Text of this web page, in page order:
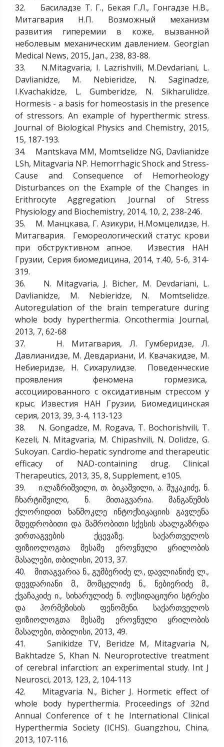
32. Басиладзе Т. Г., Бекая Г.Л., Гонгадзе Н.В.,
Митагвария Н.П. Возможный механизм
развития гиперемии в коже, вызванной
неболевым механическим давлением. Georgian
Medical News, 2015, Jan., 238, 83-88.
33. N.Mitagvaria, I. Lazrishvili, M.Devdariani, L.
Davlianidze, M. Nebieridze, N. Saginadze,
I.Kvachakidze, L. Gumberidze, N. Sikharulidze.
Hormesis - a basis for homeostasis in the presence
of stressors. An example of hyperthermic stress.
Journal of Biological Physics and Chemistry, 2015,
15, 187-193.
34. Mantskava MM, Momtselidze NG, Davlianidze
LSh, Mitagvaria NP. Hemorrhagic Shock and Stress-
Cause and Consequence of Hemorheology
Disturbances on the Example of the Changes in
Erithrocyte Aggregation. Journal of Stress
Physiology and Biochemistry, 2014, 10, 2, 238-246.
35. М. Манцкава, Г. Азикури, Н.Mомцелидзе, Н.
Митагвария. Гемореологический статус крови
при обструктивном апное. Известия НАН
Грузии, Серия биомедицина, 2014, т.40, 5-6, 314-
319.
36. N. Mitagvaria, J. Bicher, M. Devdariani, L.
Davlianidze, M. Nebieridze, N. Momtselidze.
Autoregulation of the brain temperature during
whole body hyperthermia. Oncothermia Journal,
2013, 7, 62-68
37. Н. Митагвария, Л. Гумберидзе, Л.
Давлианидзе, М. Девдариани, И. Квачакидзе, М.
Небиеридзе, Н. Сихарулидзе. Поведенческие
проявления феномена гормезиса,
ассоциированного с оксидативным стрессом у
крыс. Известия НАН Грузии, Биомедицинская
серия, 2013, 39, 3-4, 113-123
38. N. Gongadze, M. Rogava, T. Bochorishvili, T.
Kezeli, N. Mitagvaria, M. Chipashvili, N. Dolidze, G.
Sukoyan. Cardio-hepatic syndrome and therapeutic
efficacy of NAD-containing drug. Clinical
Therapeutics, 2013, 35, 8, Supplement, e105.
39. ი.ლაზრიშვილი, თ. ბიკაშვილი, ა. შუკაკიძე, ნ.
ჩხარტიშვილი, ნ. მითაგვარია. მანგანუმის
ქლორიდით ხანმოკლე ინტოქსიკაციის გავლენა
მდედრობითი და მამრობითი სქესის ახალგაზრდა
ვირთაგვების ქცევაზე. საქართველოს
ფიზიოლოგთა მესამე ეროვნული ყრილობის
მასალები, თბილისი, 2013, 37.
40. მითაგვარია ნ., გუმბერიძე ლ., დავლიანიძე ლ.,
დევდარიანი მ., მომცელიძე ნ., ნებიერიძე მ.,
ქვაჩაკიძე ი., სიხარულიძე ნ. ოქსიდაციური სტრესი
და ჰორმეზისის ფენომენი. საქართველოს
ფიზიოლოგთა მესამე ეროვნული ყრილობის
მასალები, თბილისი, 2013, 49.
41. Sanikidze TV, Beridze M, Mitagvaria N,
Bakhtadze S, Khan N. Neuroprotective treatment
of cerebral infarction: an experimental study. Int J
Neurosci, 2013, 123, 2, 104-113
42. Mitagvaria N., Bicher J. Hormetic effect of
whole body hyperthermia. Proceedings of 32nd
Annual Conference of t he International Clinical
Hyperthermia Society (ICHS). Guangzhou, China,
2013, 107-116.